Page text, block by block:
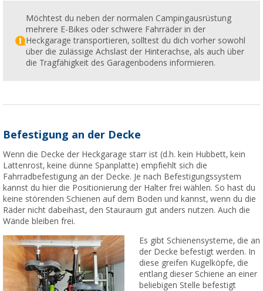
Möchtest du neben der normalen Campingausrüstung
mehrere E-Bikes oder schwere Fahrräder in der
Heckgarage transportieren, solltest du dich vorher sowohl
über die zulässige Achslast der Hinterachse, als auch über
die Tragfähigkeit des Garagenbodens informieren.
Befestigung an der Decke
Wenn die Decke der Heckgarage starr ist (d.h. kein Hubbett, kein
Lattenrost, keine dünne Spanplatte) empfiehlt sich die
Fahrradbefestigung an der Decke. Je nach Befestigungssystem
kannst du hier die Positionierung der Halter frei wählen. So hast du
keine störenden Schienen auf dem Boden und kannst, wenn du die
Räder nicht dabeihast, den Stauraum gut anders nutzen. Auch die
Wände bleiben frei.
Es gibt Schienensysteme, die an
der Decke befestigt werden. In
diese greifen Kugelköpfe, die
entlang dieser Schiene an einer
beliebigen Stelle befestigt